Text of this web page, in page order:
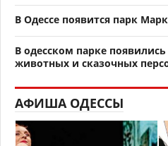
В Одессе появится парк
В одесском парке
животных и сказочных
АФИША ОДЕССЫ